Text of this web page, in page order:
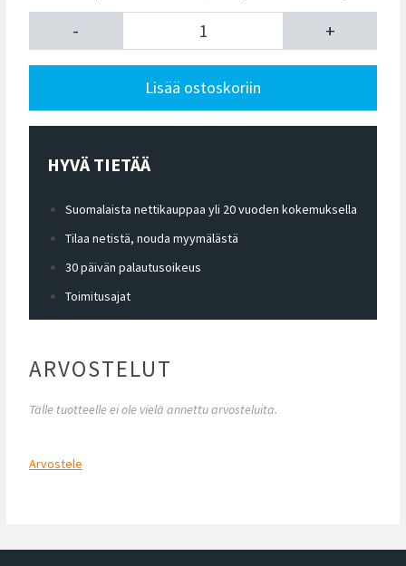
- +
Lisää ostoskoriin
HYVÄ TIETÄÄ
Suomalaista nettikauppaa yli 20 vuoden kokemuksella
Tilaa netistä, nouda myymälästä
30 päivän palautusoikeus
Toimitusajat
ARVOSTELUT
Tälle tuotteelle ei ole vielä annettu arvosteluita.
Arvostele